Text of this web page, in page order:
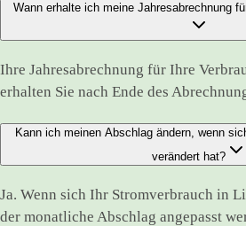
Wann erhalte ich meine Jahresabrechnung
Ihre Jahresabrechnung für Ihre
erhalten Sie nach Ende des
Kann ich meinen Abschlag ändern, wenn
verändert hat?
Ja. Wenn sich Ihr Stromverbrauch in
der monatliche Abschlag angepasst